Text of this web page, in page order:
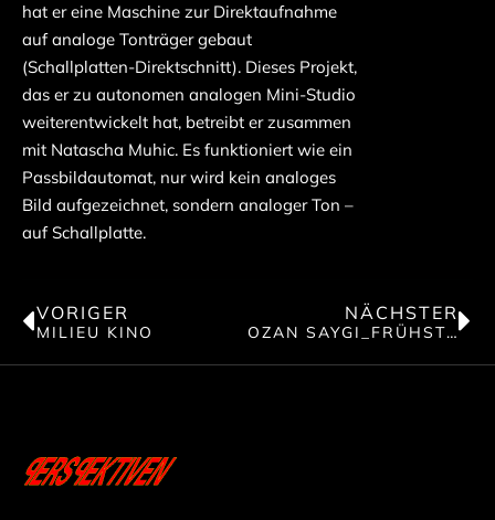
hat er eine Maschine zur Direktaufnahme
auf analoge Tonträger gebaut
(Schallplatten-Direktschnitt). Dieses Projekt,
das er zu autonomen analogen Mini-Studio
weiterentwickelt hat, betreibt er zusammen
mit Natascha Muhic. Es funktioniert wie ein
Passbildautomat, nur wird kein analoges
Bild aufgezeichnet, sondern analoger Ton –
auf Schallplatte.
VORIGER
MILIEU KINO
NÄCHSTER
OZAN SAYGI_FRÜHSTÜCK 1